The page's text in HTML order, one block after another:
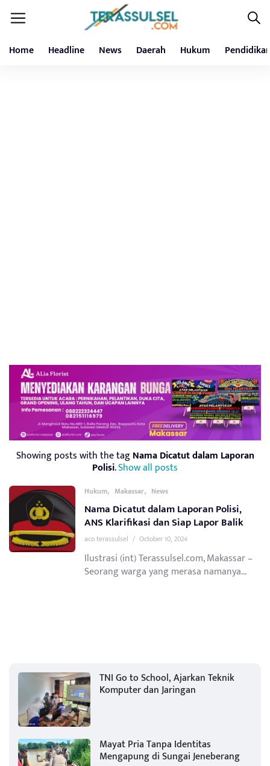
Home Headline News Daerah Hukum
Showing posts with the tagNama Dicatut dalam Laporan
Polisi.Show all posts
Hukum, Makassar, News
Nama Dicatut dalam Laporan Polisi,
ANS Klarifikasi dan Siap Lapor Balik
aco terassulsel / October 10, 2024
Ilustrasi (int) Terassulsel.com, Makassar –
Seorang warga yang merasa namanya...
TNI Go to School, Ajarkan Teknik
Komputer dan Jaringan
Mayat Pria Tanpa Identitas
Mengapung di Sungai Jeneberang